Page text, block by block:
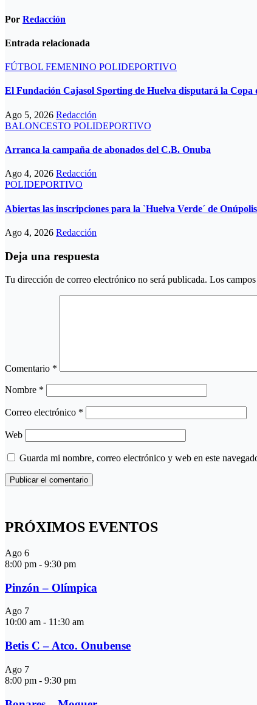
Por Redacción
Entrada relacionada
FÚTBOL FEMENINO POLIDEPORTIVO
El Fundación Cajasol Sporting de Huelva disputará la Copa
Ago 5, 2026 Redacción
BALONCESTO POLIDEPORTIVO
Arranca la campaña de abonados del C.B. Onuba
Ago 4, 2026 Redacción
POLIDEPORTIVO
Abiertas las inscripciones para la `Huelva Verde´ de Onúpolis
Ago 4, 2026 Redacción
Deja una respuesta
Tu dirección de correo electrónico no será publicada. Los
Comentario *
Nombre *
Correo electrónico *
Web
Guarda mi nombre, correo electrónico y web en este
PRÓXIMOS EVENTOS
Ago 6
8:00 pm - 9:30 pm
Pinzón – Olímpica
Ago 7
10:00 am - 11:30 am
Betis C – Atco. Onubense
Ago 7
8:00 pm - 9:30 pm